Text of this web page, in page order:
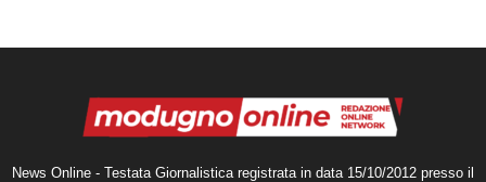
News Online - Testata Giornalistica registrata in data 15/10/2012 presso il